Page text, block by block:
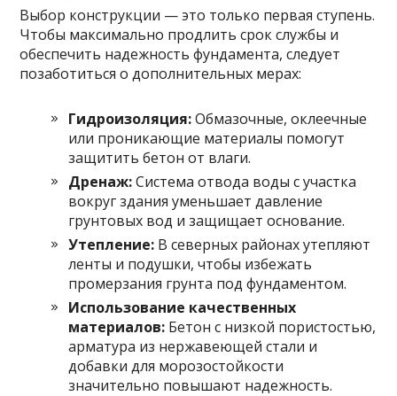
Выбор конструкции — это только первая ступень.
Чтобы максимально продлить срок службы и
обеспечить надежность фундамента, следует
позаботиться о дополнительных мерах:
Гидроизоляция:Обмазочные, оклеечные
или проникающие материалы помогут
защитить бетон от влаги.
Дренаж:Система отвода воды с участка
вокруг здания уменьшает давление
грунтовых вод и защищает основание.
Утепление: В северных районах утепляют
ленты и подушки, чтобы избежать
промерзания грунта под фундаментом.
Использование качественных
материалов: Бетон с низкой пористостью,
арматура из нержавеющей стали и
добавки для морозостойкости
значительно повышают надежность.